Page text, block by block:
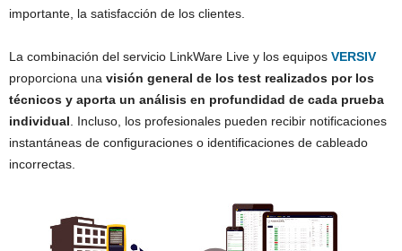
importante, la satisfacción de los clientes.
La combinación del servicio LinkWare Live y los equipos VERSIV
proporciona una visión general de los test realizados por los
técnicos y aporta un análisis en profundidad de cada prueba
individual . Incluso, los profesionales pueden recibir notificaciones
instantáneas de configuraciones o identificaciones de cableado
incorrectas.